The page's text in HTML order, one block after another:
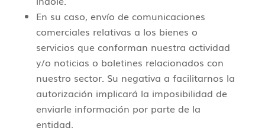
En su caso, envío de comunicaciones
comerciales relativas a los bienes o
servicios que conforman nuestra actividad
y/o noticias o boletines relacionados con
nuestro sector. Su negativa a facilitarnos la
autorización implicará la imposibilidad de
enviarle información por parte de la
entidad.